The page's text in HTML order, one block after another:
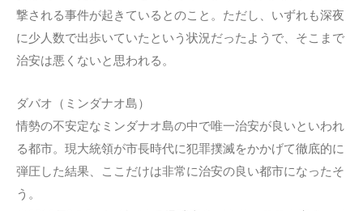
撃される事件が起きているとのこと。ただし、いずれも深夜
に少人数で出歩いていたという状況だったようで、そこまで
治安は悪くないと思われる。
ダバオ（ミンダナオ島）
情勢の不安定なミンダナオ島の中で唯一治安が良いといわれ
る都市。現大統領が市長時代に犯罪撲滅をかかげて徹底的に
弾圧した結果、ここだけは非常に治安の良い都市になったそ
う。